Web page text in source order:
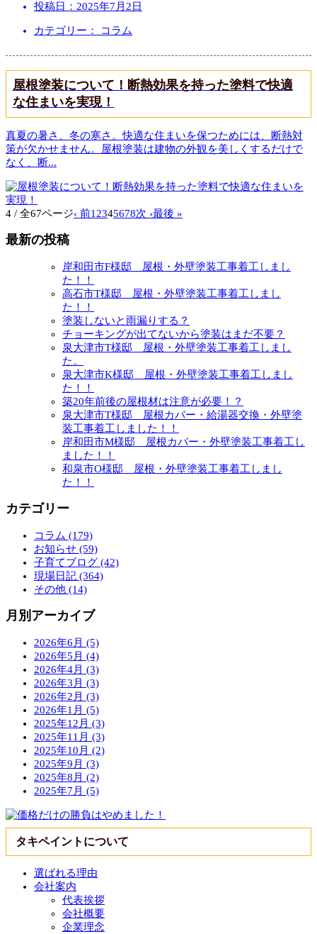
投稿日： 2025年7月2日
カテゴリー： コラム
屋根塗装について！断熱効果を持った塗料で快適
な住まいを実現！
真夏の暑さ、冬の寒さ。快適な住まいを保つためには、断熱対
策が欠かせません。屋根塗装は建物の外観を美しくするだけで
なく、断...
4 / 全67ページ‹ 前1 2345678次 ›最後 »
最新の投稿
岸和田市F様邸 屋根・外壁塗装工事着工しまし
た！！
高石市T様邸 屋根・外壁塗装工事着工しまし
た！！
塗装しないと雨漏りする？
チョーキングが出てないから塗装はまだ不要？
泉大津市T様邸 屋根・外壁塗装工事着工しまし
た。
泉大津市K様邸 屋根・外壁塗装工事着工しまし
た！！
築20年前後の屋根材は注意が必要！？
泉大津市T様邸 屋根カバー・給湯器交換・外壁塗
装工事着工しました！！
岸和田市M様邸 屋根カバー・外壁塗装工事着工し
ました！！
和泉市O様邸 屋根・外壁塗装工事着工しまし
た！！
カテゴリー
コラム (179)
お知らせ (59)
子育てブログ (42)
現場日記 (364)
その他 (14)
月別アーカイブ
2026年6月 (5)
2026年5月 (4)
2026年4月 (3)
2026年3月 (3)
2026年2月 (3)
2026年1月 (5)
2025年12月 (3)
2025年11月 (3)
2025年10月 (2)
2025年9月 (3)
2025年8月 (2)
2025年7月 (5)
タキペイントについて
選ばれる理由
会社案内
代表挨拶
会社概要
企業理念